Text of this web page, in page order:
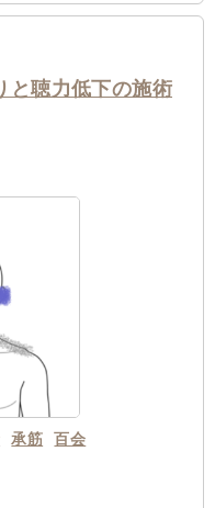
と聴力低下の施術
承筋 百会